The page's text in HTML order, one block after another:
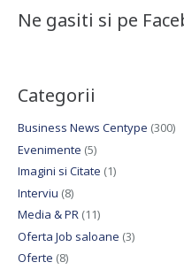
Ne gasiti si pe
Categorii
Business News Centype (300)
Evenimente (5)
Imagini si Citate (1)
Interviu (8)
Media & PR(11)
Oferta Job saloane (3)
Oferte (8)